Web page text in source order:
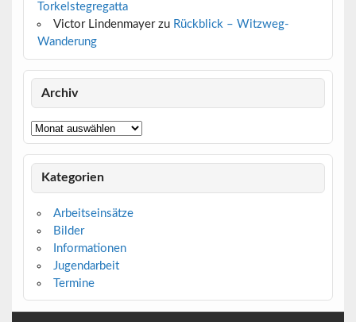
3
4
5
6
7
8
9
10
11
12
13
14
15
16
17
18
19
20
21
24
26
27
22
23
24
Torkelstegregatta
Victor Lindenmayerzu Rückblick – Witzweg-
Wanderung
Archiv
Archiv
Kategorien
Arbeitseinsätze
Bilder
Informationen
Jugendarbeit
Termine